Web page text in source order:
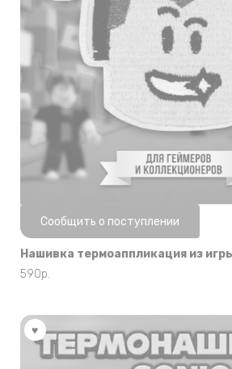
Нет в наличии
Сообщить о поступлении
Нашивка термоаппликация из
590р.